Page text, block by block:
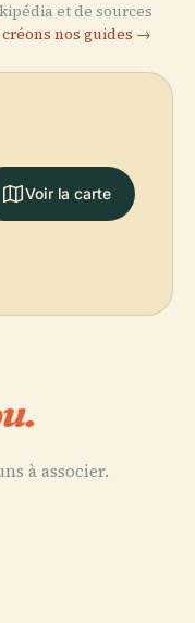
et de sources
nos guides →
Voir la carte
à associer.